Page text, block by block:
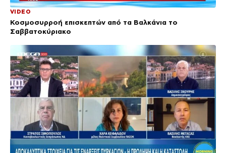
VIDEO
Κοσμοσυρροή επισκεπτών από τα Βαλκάνια το
Σαββατοκύριακο